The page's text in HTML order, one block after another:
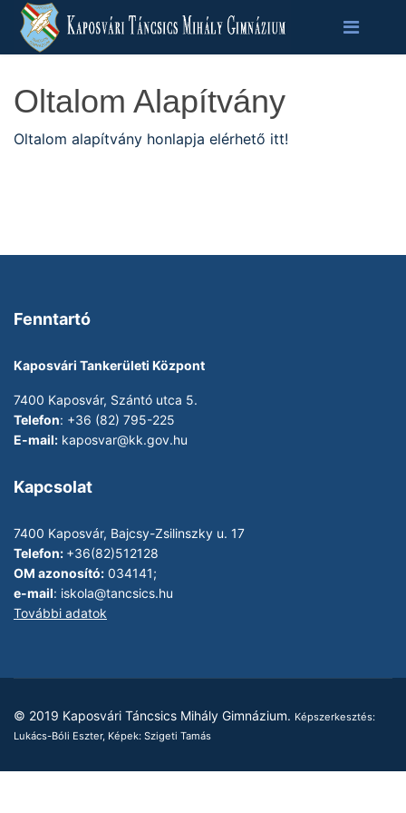
Oltalom Alapítvány
Oltalom alapítvány honlapja elérhető itt!
Fenntartó
Kaposvári Tankerületi Központ
7400 Kaposvár, Szántó utca 5.
Telefon: +36 (82) 795-225
E-mail: kaposvar@kk.gov.hu
Kapcsolat
7400 Kaposvár, Bajcsy-Zsilinszky u. 17
Telefon: +36(82)512128
OM azonosító: 034141;
e-mail: iskola@tancsics.hu
További adatok
© 2019 Kaposvári Táncsics Mihály Gimnázium. Képszerkesztés:
Lukács-Bóli Eszter, Képek: Szigeti Tamás